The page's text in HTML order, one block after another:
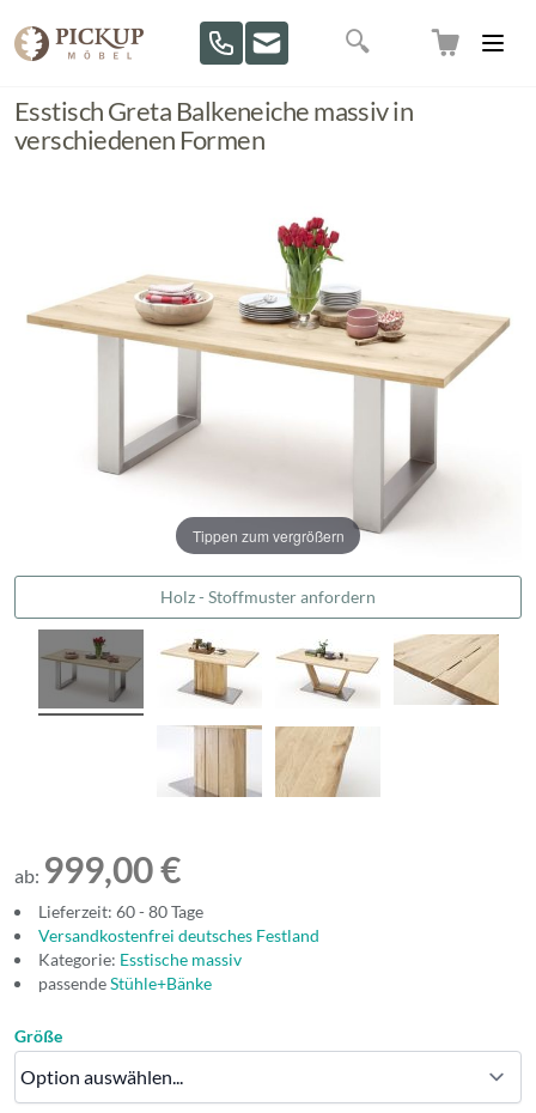
Suche
Esstisch Greta Balkeneiche massiv in
verschiedenen Formen
Tippen zum vergrößern
Holz - Stoffmuster anfordern
ab: 999,00 €
Lieferzeit: 60 - 80 Tage
Versandkostenfrei deutsches Festland
Kategorie: Esstische massiv
passendeStühle+Bänke
Größe